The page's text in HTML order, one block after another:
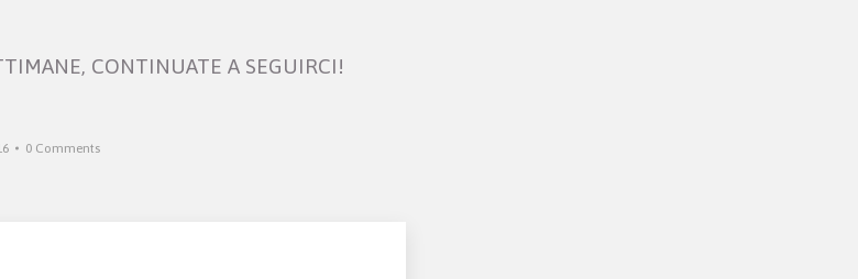
CONTINUATE A SEGUIRCI!
0 Comments